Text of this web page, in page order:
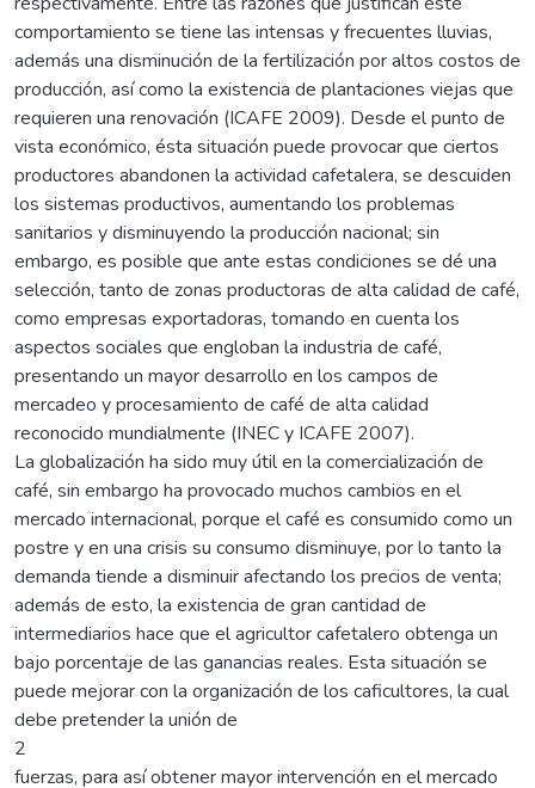
comportamiento se tiene las intensas y frecuentes lluvias,
además una disminución de la fertilización por altos costos de
producción, así como la existencia de plantaciones viejas que
requieren una renovación (ICAFE 2009). Desde el punto de
vista económico, ésta situación puede provocar que ciertos
productores abandonen la actividad cafetalera, se descuiden
los sistemas productivos, aumentando los problemas
sanitarios y disminuyendo la producción nacional; sin
embargo, es posible que ante estas condiciones se dé una
selección, tanto de zonas productoras de alta calidad de café,
como empresas exportadoras, tomando en cuenta los
aspectos sociales que engloban la industria de café,
presentando un mayor desarrollo en los campos de
mercadeo y procesamiento de café de alta calidad
reconocido mundialmente (INEC y ICAFE 2007).
La globalización ha sido muy útil en la comercialización de
café, sin embargo ha provocado muchos cambios en el
mercado internacional, porque el café es consumido como un
postre y en una crisis su consumo disminuye, por lo tanto la
demanda tiende a disminuir afectando los precios de venta;
además de esto, la existencia de gran cantidad de
intermediarios hace que el agricultor cafetalero obtenga un
bajo porcentaje de las ganancias reales. Esta situación se
puede mejorar con la organización de los caficultores, la cual
debe pretender la unión de
2
fuerzas, para así obtener mayor intervención en el mercado